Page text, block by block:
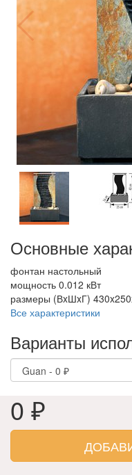
Основные
фонтан настольный
мощность 0.012 кВт
размеры (ВxШxГ)
Все характеристики
Варианты
0 ₽